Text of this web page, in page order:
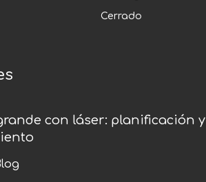
Cerrado
con láser: planificación y